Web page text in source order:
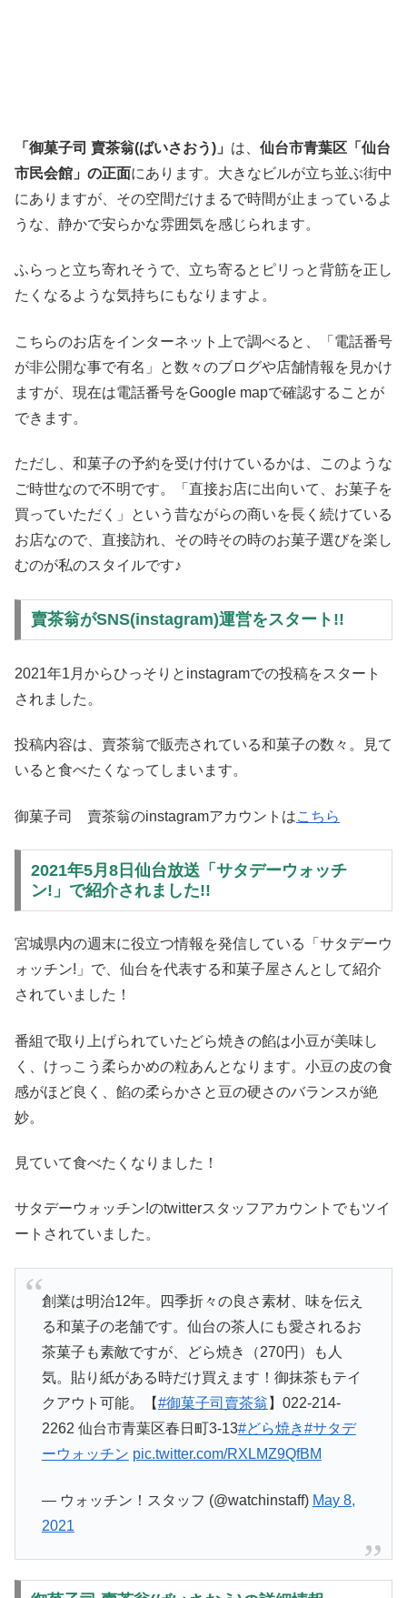
「御菓子司 賣茶翁(ばいさおう)」 は、 仙台市青葉区「仙台
市民会館」の正面にあります。大きなビルが立ち並ぶ街中
にありますが、その空間だけまるで時間が止まっているよ
うな、静かで安らかな雰囲気を感じられます。
ふらっと立ち寄れそうで、立ち寄るとピリっと背筋を正し
たくなるような気持ちにもなりますよ。
こちらのお店をインターネット上で調べると、「電話番号
が非公開な事で有名」と数々のブログや店舗情報を見かけ
ますが、現在は電話番号をGoogle mapで確認することが
できます。
ただし、和菓子の予約を受け付けているかは、このような
ご時世なので不明です。「直接お店に出向いて、お菓子を
買っていただく」という昔ながらの商いを長く続けている
お店なので、直接訪れ、その時その時のお菓子選びを楽し
むのが私のスタイルです♪
賣茶翁がSNS(instagram)運営をスタート!!
2021年1月からひっそりとinstagramでの投稿をスタート
されました。
投稿内容は、賣茶翁で販売されている和菓子の数々。見て
いると食べたくなってしまいます。
御菓子司 賣茶翁のinstagramアカウントはこちら
2021年5月8日仙台放送「サタデーウォッチ
ン!」で紹介されました!!
宮城県内の週末に役立つ情報を発信している「サタデーウ
ォッチン!」で、仙台を代表する和菓子屋さんとして紹介
されていました！
番組で取り上げられていたどら焼きの餡は小豆が美味し
く、けっこう柔らかめの粒あんとなります。小豆の皮の食
感がほど良く、餡の柔らかさと豆の硬さのバランスが絶
妙。
見ていて食べたくなりました！
サタデーウォッチン!のtwitterスタッフアカウントでもツイ
ートされていました。
創業は明治12年。四季折々の良さ素材、味を伝え
る和菓子の老舗です。仙台の茶人にも愛されるお
茶菓子も素敵ですが、どら焼き（270円）も人
気。貼り紙がある時だけ買えます！御抹茶もテイ
クアウト可能。【#御菓子司賣茶翁 】022-214-
2262 仙台市青葉区春日町3-13#どら焼き#サタデ
ーウォッチン pic.twitter.com/RXLMZ9QfBM
— ウォッチン！スタッフ (@watchinstaff) May 8,
2021